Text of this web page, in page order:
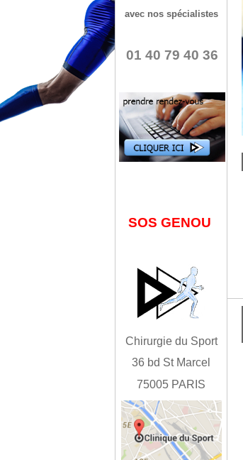
avec nos spécialistes
01 40 79 40 36
SOS GENOU
Chirurgie du Sport
36 bd St Marcel
75005 PARIS